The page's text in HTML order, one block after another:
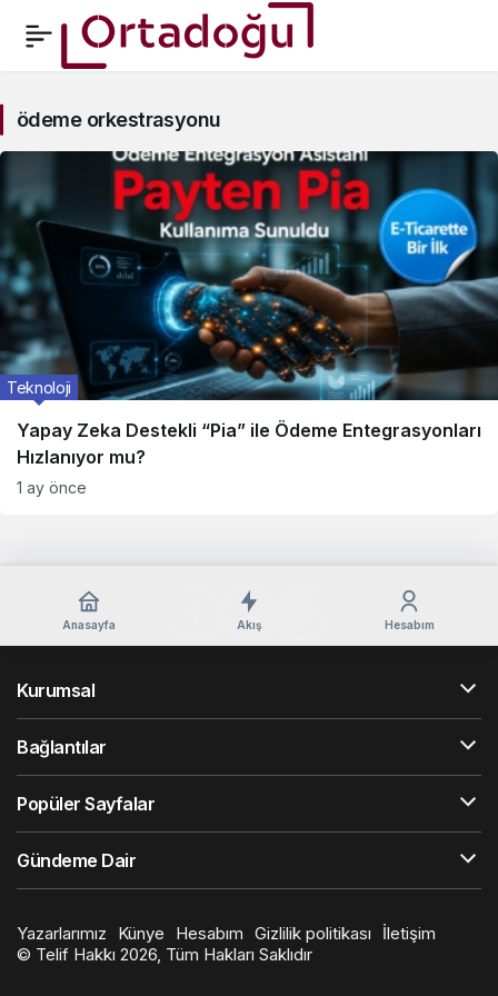
orkestrasyonu
Haberleri
ödeme orkestrasyonu
Yapay Zeka Destekli “Pia” ile Ödeme Entegrasyonları
Hızlanıyor mu?
Teknoloji
1 ay önce
Anasayfa Akış Hesabım
Kurumsal
Bağlantılar
Popüler Sayfalar
Gündeme Dair
Yazarlarımız Künye Hesabım Gizlilik politikası
İletişim
© Telif Hakkı 2026, Tüm Hakları Saklıdır